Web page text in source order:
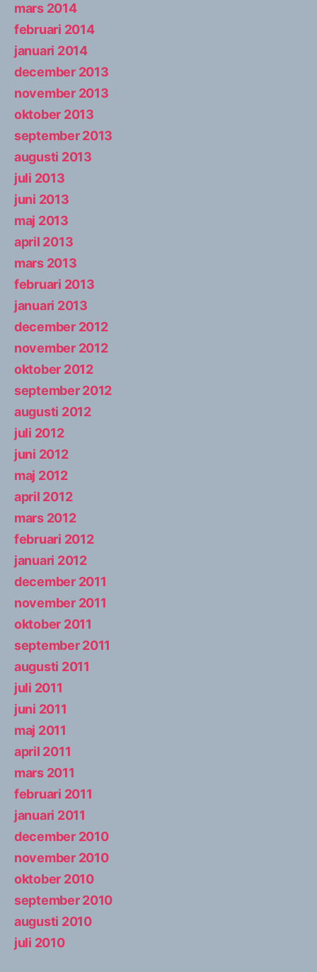
mars 2014
februari 2014
januari 2014
december 2013
november 2013
oktober 2013
september 2013
augusti 2013
juli 2013
juni 2013
maj 2013
april 2013
mars 2013
februari 2013
januari 2013
december 2012
november 2012
oktober 2012
september 2012
augusti 2012
juli 2012
juni 2012
maj 2012
april 2012
mars 2012
februari 2012
januari 2012
december 2011
november 2011
oktober 2011
september 2011
augusti 2011
juli 2011
juni 2011
maj 2011
april 2011
mars 2011
februari 2011
januari 2011
december 2010
november 2010
oktober 2010
september 2010
augusti 2010
juli 2010